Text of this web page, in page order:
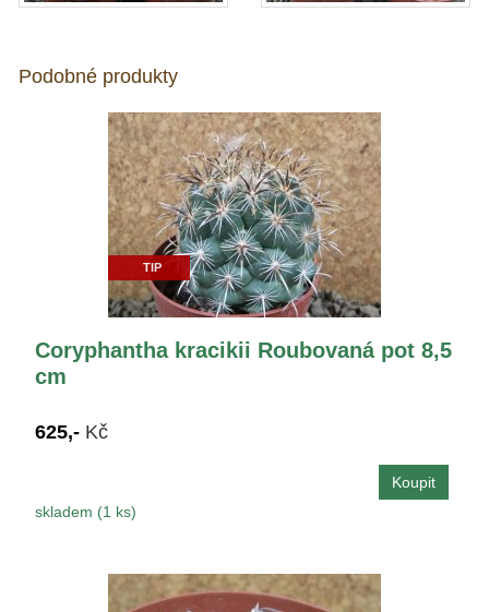
Podobné produkty
TIP
Coryphantha kracikii Roubovaná pot 8,5
cm
625,- Kč
skladem (1 ks)